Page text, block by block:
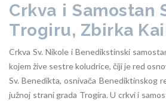
Crkva i Samostan
Trogiru, Zbirka
Crkva Sv. Nikole i Benedikstinski
kojem žive sestre koludrice, čiji je red
Sv. Benedikta, osnivača Benediktinskog
južnoj strani grada Trogira. U crkvi i